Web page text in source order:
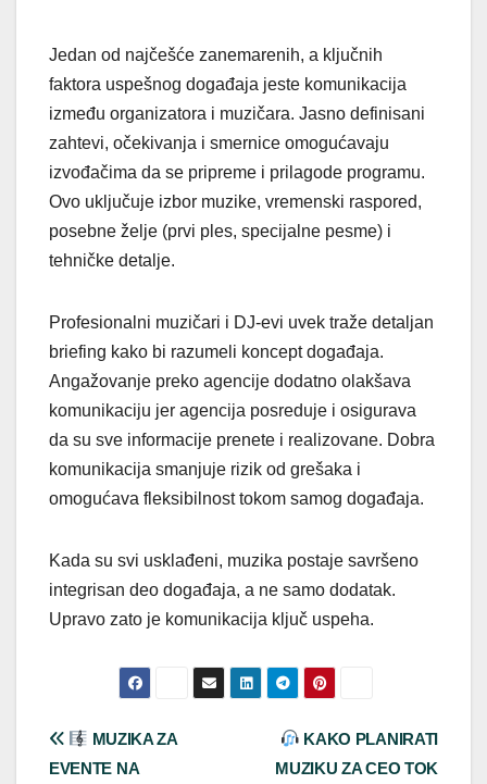
Jedan od najčešće zanemarenih, a ključnih
faktora uspešnog događaja jeste komunikacija
između organizatora i muzičara. Jasno definisani
zahtevi, očekivanja i smernice omogućavaju
izvođačima da se pripreme i prilagode programu.
Ovo uključuje izbor muzike, vremenski raspored,
posebne želje (prvi ples, specijalne pesme) i
tehničke detalje.
Profesionalni muzičari i DJ-evi uvek traže detaljan
briefing kako bi razumeli koncept događaja.
Angažovanje preko agencije dodatno olakšava
komunikaciju jer agencija posreduje i osigurava
da su sve informacije prenete i realizovane. Dobra
komunikacija smanjuje rizik od grešaka i
omogućava fleksibilnost tokom samog događaja.
Kada su svi usklađeni, muzika postaje savršeno
integrisan deo događaja, a ne samo dodatak.
Upravo zato je komunikacija ključ uspeha.
Post
KAKO PLANIRATI
MUZIKU ZA CEO TOK
MUZIKA ZA
EVENTE NA